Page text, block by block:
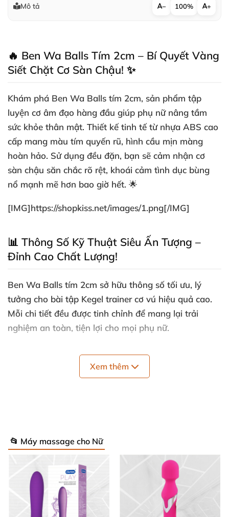
Mô tả − 100% +
🔥 Ben Wa Balls Tím 2cm – Bí Quyết Vàng
Siết Chặt Cơ Sàn Chậu! ✨
Khám phá Ben Wa Balls tím 2cm, sản phẩm tập
luyện cơ âm đạo hàng đầu giúp phụ nữ nâng tầm
sức khỏe thân mật. Thiết kế tinh tế từ nhựa ABS cao
cấp mang màu tím quyến rũ, hình cầu mịn màng
hoàn hảo. Sử dụng đều đặn, bạn sẽ cảm nhận cơ
sàn chậu săn chắc rõ rệt, khoái cảm tình dục bùng
nổ mạnh mẽ hơn bao giờ hết. 🌟
[IMG]https://shopkiss.net/images/1.png[/IMG]
📊 Thông Số Kỹ Thuật Siêu Ấn Tượng –
Đỉnh Cao Chất Lượng!
Ben Wa Balls tím 2cm sở hữu thông số tối ưu, lý
tưởng cho bài tập Kegel trainer cơ vú hiệu quả cao.
Mỗi chi tiết đều được tinh chỉnh để mang lại trải
nghiệm an toàn, tiện lợi cho mọi phụ nữ.
vùng da nhạy cảm nhất. ✅
mới, dễ dàng tiếp cận. 📏
Trọng lượng: 22,7 g mỗi quả – Nhẹ tênh nhưng
đủ lực kích thích cơ sàn chậu mạnh mẽ. ⚖️
Tính năng
: Không rung, tập trung thuần túy vào
Xem thêm
📂 Máy massage cho Nữ